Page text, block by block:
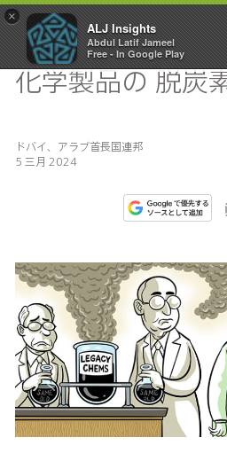
×
ALJ Insights
Abdul Latif Jameel
Free - In Google Play
Toggle
navigation
化学製品の 脱炭
ドバイ、アラブ首長国連邦
5 三月 2024